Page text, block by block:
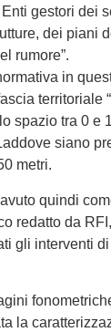
gestori dei
dei piani
rumore”.
in
territoriale
spazio tra 0 e
siano
metri.
quindi
redatto da
gli interventi
la